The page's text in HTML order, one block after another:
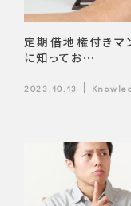
定期借地権付きマ
に知ってお…
2023.10.13